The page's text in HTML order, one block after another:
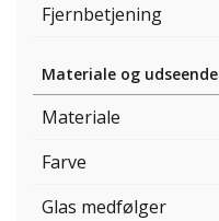
Fjernbetjening
Materiale og udseende
Materiale
Farve
Glas medfølger